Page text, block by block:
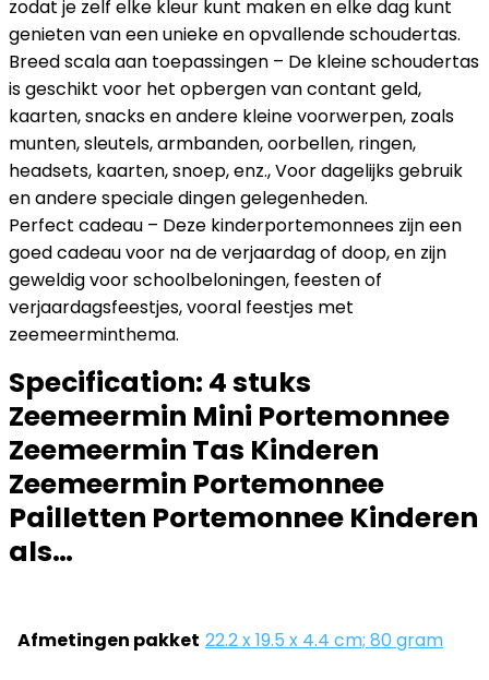
zodat je zelf elke kleur kunt maken en elke dag kunt
genieten van een unieke en opvallende schoudertas.
Breed scala aan toepassingen – De kleine schoudertas
is geschikt voor het opbergen van contant geld,
kaarten, snacks en andere kleine voorwerpen, zoals
munten, sleutels, armbanden, oorbellen, ringen,
headsets, kaarten, snoep, enz., Voor dagelijks gebruik
en andere speciale dingen gelegenheden.
Perfect cadeau – Deze kinderportemonnees zijn een
goed cadeau voor na de verjaardag of doop, en zijn
geweldig voor schoolbeloningen, feesten of
verjaardagsfeestjes, vooral feestjes met
zeemeerminthema.
Specification: 4 stuks
Zeemeermin Mini Portemonnee
Zeemeermin Tas Kinderen
Zeemeermin Portemonnee
Pailletten Portemonnee Kinderen
als…
Afmetingen pakket ‎22.2 x 19.5 x 4.4 cm; 80 gram